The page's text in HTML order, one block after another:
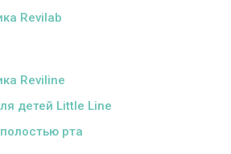
Revilab
Reviline
детей Little Line
рта